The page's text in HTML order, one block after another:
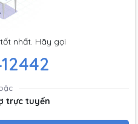
nhất. Hãy gọi
trực tuyến